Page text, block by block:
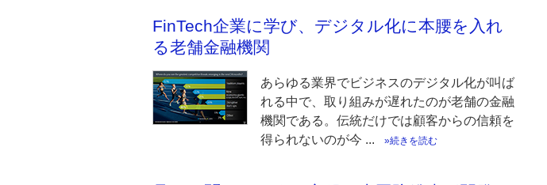
FinTech企業に学び、デジタル化に本腰を入れ
る老舗金融機関
あらゆる業界でビジネスのデジタル化が叫ば
れる中で、取り組みが遅れたのが老舗の金融
機関である。伝統だけでは顧客からの信頼を
得られないのが今 ...
続きを読む